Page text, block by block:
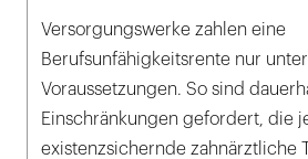
Versorgungswerke zahlen eine
Berufsunfähigkeitsrente nur
Voraussetzungen. So sind
Einschränkungen gefordert, die
existenzsichernde zahnärztliche